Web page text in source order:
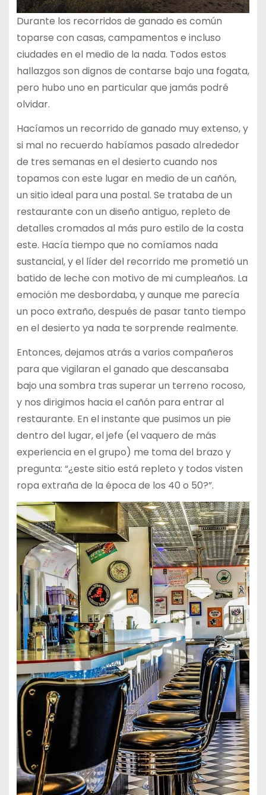
Durante los recorridos de ganado es común
toparse con casas, campamentos e incluso
ciudades en el medio de la nada. Todos estos
hallazgos son dignos de contarse bajo una fogata,
pero hubo uno en particular que jamás podré
olvidar.
Hacíamos un recorrido de ganado muy extenso, y
si mal no recuerdo habíamos pasado alrededor
de tres semanas en el desierto cuando nos
topamos con este lugar en medio de un cañón,
un sitio ideal para una postal. Se trataba de un
restaurante con un diseño antiguo, repleto de
detalles cromados al más puro estilo de la costa
este. Hacía tiempo que no comíamos nada
sustancial, y el líder del recorrido me prometió un
batido de leche con motivo de mi cumpleaños. La
emoción me desbordaba, y aunque me parecía
un poco extraño, después de pasar tanto tiempo
en el desierto ya nada te sorprende realmente.
Entonces, dejamos atrás a varios compañeros
para que vigilaran el ganado que descansaba
bajo una sombra tras superar un terreno rocoso,
y nos dirigimos hacia el cañón para entrar al
restaurante. En el instante que pusimos un pie
dentro del lugar, el jefe (el vaquero de más
experiencia en el grupo) me toma del brazo y
pregunta: “¿este sitio está repleto y todos visten
ropa extraña de la época de los 40 o 50?”.